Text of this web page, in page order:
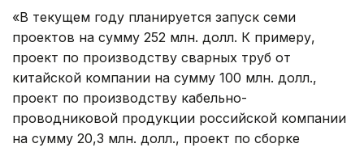
«В текущем году планируется запуск семи
проектов на сумму 252 млн. долл. К примеру,
проект по производству сварных труб от
китайской компании на сумму 100 млн. долл.,
проект по производству кабельно-
проводниковой продукции российской компании
на сумму 20,3 млн. долл., проект по сборке